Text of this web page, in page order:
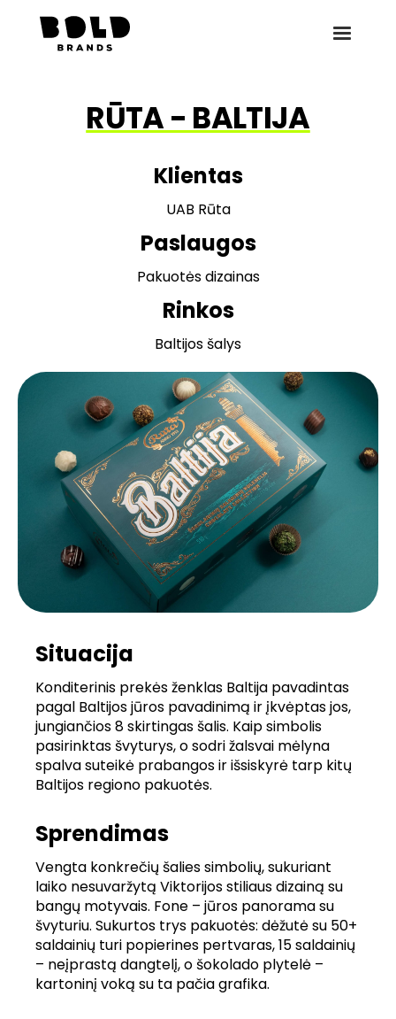
RŪTA - BALTIJA
Klientas
UAB Rūta
Paslaugos
Pakuotės dizainas
Rinkos
Baltijos šalys
Situacija
Konditerinis prekės ženklas Baltija pavadintas
pagal Baltijos jūros pavadinimą ir įkvėptas jos,
jungiančios 8 skirtingas šalis. Kaip simbolis
pasirinktas švyturys, o sodri žalsvai mėlyna
spalva suteikė prabangos ir išsiskyrė tarp kitų
Baltijos regiono pakuotės.
Sprendimas
Vengta konkrečių šalies simbolių, sukuriant
laiko nesuvaržytą Viktorijos stiliaus dizainą su
bangų motyvais. Fone – jūros panorama su
švyturiu. Sukurtos trys pakuotės: dėžutė su 50+
saldainių turi popierines pertvaras, 15 saldainių
– neįprastą dangtelį, o šokolado plytelė –
kartoninį voką su ta pačia grafika.